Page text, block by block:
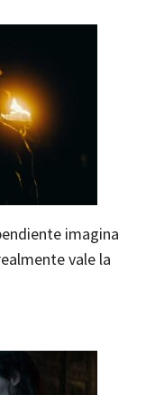
imagina
vale la